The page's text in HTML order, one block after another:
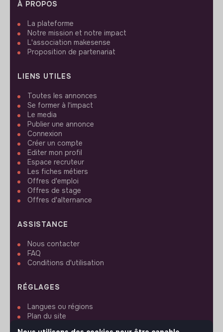
À PROPOS
La plateforme
Notre mission et notre impact
L'association makesense
Proposition de partenariat
LIENS UTILES
Toutes les annonces
Se former à l'impact
Le media
Publier une annonce
Connexion
Créer un compte
Editer mon profil
Espace recruteur
Les fiches métiers
Offres d'emploi
Offres de stage
Offres d'alternance
ASSISTANCE
Nous contacter
FAQ
Conditions d'utilisation
RÉGLAGES
Langues ou régions
Plan du site